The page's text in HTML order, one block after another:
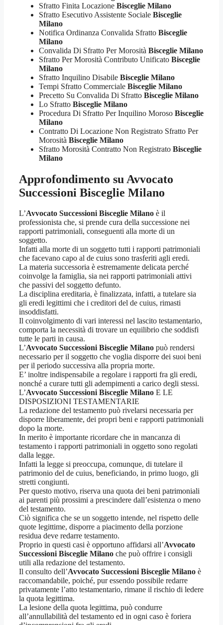
Sfratto Finita Locazione Bisceglie Milano
Sfratto Esecutivo Assistente Sociale Bisceglie
Milano
Notifica Ordinanza Convalida Sfratto Bisceglie
Milano
Convalida Di Sfratto Per Morosità Bisceglie Milano
Sfratto Per Morosità Contributo Unificato Bisceglie
Milano
Sfratto Inquilino Disabile Bisceglie Milano
Tempi Sfratto Commerciale Bisceglie Milano
Precetto Su Convalida Di Sfratto Bisceglie Milano
Lo Sfratto Bisceglie Milano
Procedura Di Sfratto Per Inquilino Moroso Bisceglie
Milano
Contratto Di Locazione Non Registrato Sfratto Per
Morosità Bisceglie Milano
Sfratto Morosità Contratto Non Registrato Bisceglie
Milano
Approfondimento su Avvocato
Successioni Bisceglie Milano
L’Avvocato Successioni Bisceglie Milano è il
professionista che, si prende cura della successione nei
rapporti patrimoniali, conseguenti alla morte di un
soggetto.
Infatti alla morte di un soggetto tutti i rapporti patrimoniali
che facevano capo al de cuius sono trasferiti agli eredi.
La materia successoria è estremamente delicata perché
coinvolge la famiglia, sia nei rapporti patrimoniali attivi
che passivi del soggetto defunto.
La disciplina ereditaria, è finalizzata, infatti, a tutelare sia
gli eredi legittimi che i creditori del de cuius, rimasti
insoddisfatti.
Il coinvolgimento di vari interessi nel lascito testamentario,
comporta la necessità di trovare un equilibrio che soddisfi
tutte le parti in causa.
L’Avvocato Successioni Bisceglie Milano può rendersi
necessario per il soggetto che voglia disporre dei suoi beni
per il periodo successiva alla propria morte.
E’ inoltre indispensabile a regolare i rapporti fra gli eredi,
nonché a curare tutti gli adempimenti a carico degli stessi.
L’Avvocato Successioni Bisceglie Milano E LE
DISPOSIZIONI TESTAMENTARIE
La redazione del testamento può rivelarsi necessaria per
disporre liberamente, dei propri beni e rapporti patrimoniali
dopo la morte.
In merito è importante ricordare che in mancanza di
testamento i rapporti patrimoniali in oggetto sono regolati
dalla legge.
Infatti la legge si preoccupa, comunque, di tutelare il
patrimonio del de cuius, beneficiando, in primo luogo, gli
stretti congiunti.
Per questo motivo, riserva una quota dei beni patrimoniali
ai parenti più prossimi a prescindere dall’esistenza o meno
del testamento.
Ciò significa che se un soggetto intende, nel rispetto delle
quote legittime, disporre a piacimento della porzione
residua deve redarre testamento.
Proprio in questi casi è opportuno affidarsi all’Avvocato
Successioni Bisceglie Milano che può offrire i consigli
utili alla redazione del testamento.
Il consulto dell’Avvocato Successioni Bisceglie Milano è
raccomandabile, poiché, pur essendo possibile redarre
privatamente l’atto testamentario, rimane il rischio di ledere
la quota legittima.
La lesione della quota legittima, può condurre
all’annullabilità del testamento ed in ogni caso è foriera